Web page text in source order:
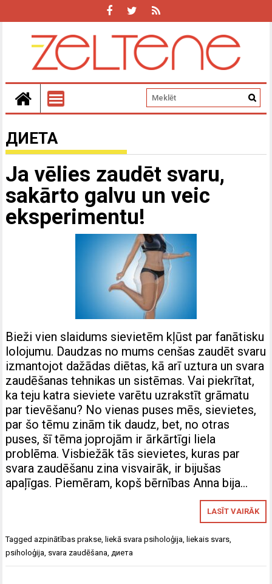
ДИЕТА
Ja vēlies zaudēt svaru,
sakārto galvu un veic
eksperimentu!
Bieži vien slaidums sievietēm kļūst par fanātisku
lolojumu. Daudzas no mums cenšas zaudēt svaru
izmantojot dažādas diētas, kā arī uztura un svara
zaudēšanas tehnikas un sistēmas. Vai piekrītat,
ka teju katra sieviete varētu uzrakstīt grāmatu
par tievēšanu? No vienas puses mēs, sievietes,
par šo tēmu zinām tik daudz, bet, no otras
puses, šī tēma joprojām ir ārkārtīgi liela
problēma. Visbiežāk tās sievietes, kuras par
svara zaudēšanu zina visvairāk, ir bijušas
apaļīgas. Piemēram, kopš bērnības Anna bija…
LASĪT VAIRĀK
Taggedazpinātības prakse ,liekā svara psiholoģija ,liekais svars
psiholoģija svara zaudēšana диета